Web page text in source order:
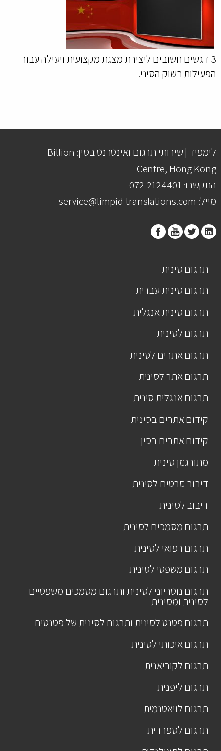
3 דגשים חשובים ליצירת מצגת מקצועית ויעילה עבור
הפעילות בשוק הסיני.
לימפיד | שירותי תרגום ואינטרנט בסין: Billion
Centre, Hong Kong
התקשרו: 072-2124401
מייל: service@limpid-translations.com
תרגום סינית
תרגום סינית עברית
תרגום סינית אנגלית
תרגום לסינית
תרגום אתרים לסינית
תרגום אתר לסינית
תרגום אנגלית סינית
קידום אתרים בסינית
קידום אתרים בסין
מתורגמן סינית
דיבוב סרטים לסינית
דיבוב לסינית
תרגום מסמכים לסינית
תרגום רפואי לסינית
תרגום משפטי לסינית
תרגום נוטריוני לסינית ותרגום מסמכים משפטיים
לסינית ומסינית
תרגום פטנט לסינית ותרגום לסינית של פטנטים
תרגום איכותי לסינית
תרגום לקוריאנית
תרגום ליפנית
תרגום לויאטנמית
תרגום לספרדית